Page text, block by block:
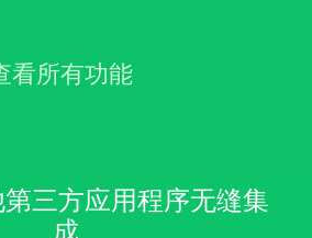
看所有功能
三方应用程序无缝集
成